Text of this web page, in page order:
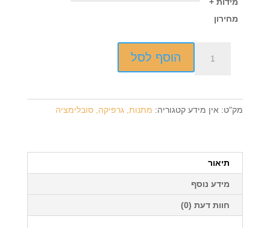
מחירון
הדפסה
הוסף לסל
מק"ט: אין מידע קטגוריה: מתנות, גרפיקה, סובלימציה
תיאור
מידע נוסף
חוות דעת (0)